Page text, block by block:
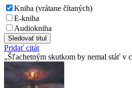
Kniha (vrátane čítaných)
E-kniha
Audiokniha
Sledovať titul
Pridať citát
Šľachetným skutkom by nemal stáť v